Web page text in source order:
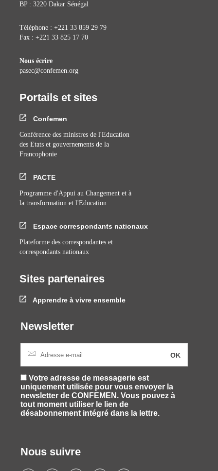
BP : 3220 Dakar Sénégal
Téléphone : +221 33 859 29 79
Fax : +221 33 825 17 70
Nous écrire
pasec@confemen.org
Portails et sites
Confemen
Conférence des ministres de l'Education
des Etats et gouvernements de la
Francophonie
PACTE
Programme d'Appui au Changement et à
la transformation et l'Education
Espace correspondants nationaux
Plateforme des correspondantes et
correspondants nationaux
Sites partenaires
Apprendre à vivre ensemble
Newsletter
Votre adresse de messagerie est
uniquement utilisée pour vous envoyer la
newsletter de CONFEMEN. Vous pouvez à
tout moment utiliser le lien de
désabonnement intégré dans la lettre.
Nous suivre